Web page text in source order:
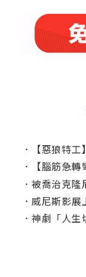
．
【惡狼特工】
．
【腦筋急轉彎
． 被喬治克隆尼嚇
． 威尼斯影展上
． 神劇「人生切